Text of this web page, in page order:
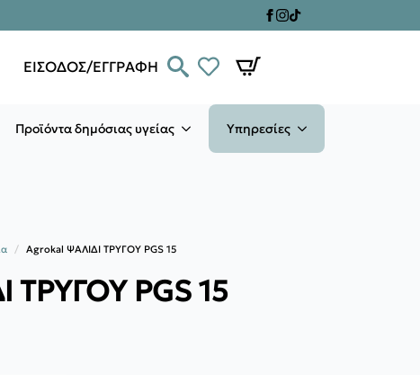
ΕΙΣΟΔΟΣ/ΕΓΓΡΑΦΗ
Προϊόντα δημόσιας υγείας Υπηρεσίες
Agrokal ΨΑΛΙΔΙ ΤΡΥΓΟΥ PGS 15
ΤΡΥΓΟΥ PGS 15